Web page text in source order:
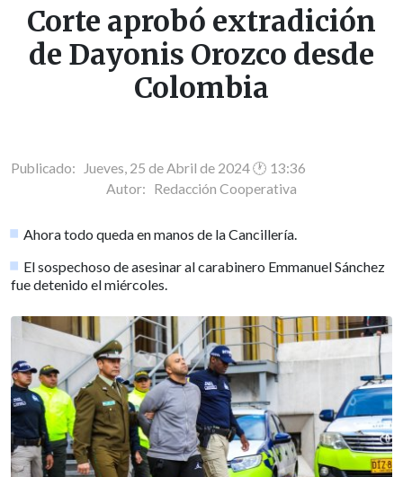
Corte aprobó extradición
de Dayonis Orozco desde
Colombia
Publicado: Jueves, 25 de Abril de 2024 🕐 13:36
Autor: Redacción Cooperativa
Ahora todo queda en manos de la Cancillería.
El sospechoso de asesinar al carabinero Emmanuel Sánchez
fue detenido el miércoles.